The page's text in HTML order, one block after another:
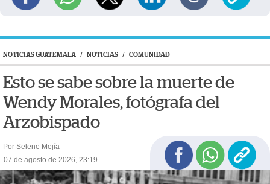
NOTICIAS GUATEMALA / NOTICIAS / COMUNIDAD
Esto se sabe sobre la muerte de
Wendy Morales, fotógrafa del
Arzobispado
Por Selene Mejía
07 de agosto de 2026, 23:19